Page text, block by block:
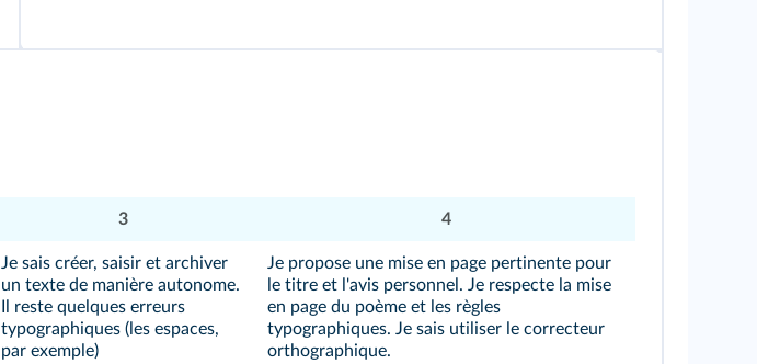
3 4
Je sais créer, saisir et archiver
un texte de manière autonome.
Il reste quelques erreurs
typographiques (les espaces,
par exemple)
Je propose une mise en page pertinente pour
le titre et l'avis personnel. Je respecte la mise
en page du poème et les règles
typographiques. Je sais utiliser le correcteur
orthographique.